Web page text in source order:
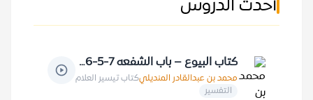
أحدث الدروس
كتاب البيوع – باب الشفعه 7-5-1416 هـ
محمد بن عبدالقادر المنديليكتاب تيسير العلام
التفسير